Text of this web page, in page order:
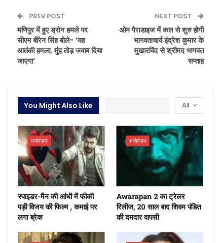
PREV POST
मणिपुर में हुए ड्रोन हमले पर
सीएम बीरेन सिंह बोले- ‘यह
आतंकी हमला, मुंह तोड़ जवाब दिया
जाएगा’
NEXT POST
ओम पैराडाइज में कल से शुरु होगी
भागवताचार्य इंद्रेश कुमार के
मुखारविंद से श्रीमद भागवत
सप्ताह
All
You Might Also Like
मनोरंजन
स्पाइडर-मैन की आंधी में फीकी
पड़ी विजय की फिल्म , कमाई पर
लगा ब्रेक
मनोरंजन
Awarapan 2 का ट्रेलर
रिलीज, 20 साल बाद शिवम पंडित
की दमदार वापसी